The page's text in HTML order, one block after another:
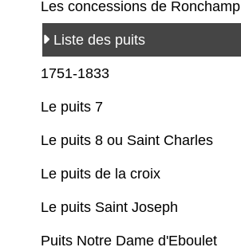
Les concessions de Ronchamp
Liste des puits
1751-1833
Le puits 7
Le puits 8 ou Saint Charles
Le puits de la croix
Le puits Saint Joseph
Puits Notre Dame d'Eboulet